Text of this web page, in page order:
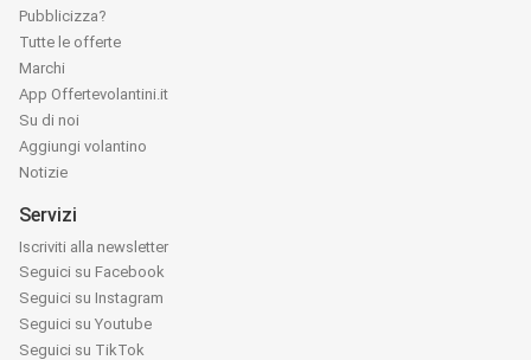
Pubblicizza?
Tutte le offerte
Marchi
App Offertevolantini.it
Su di noi
Aggiungi volantino
Notizie
Servizi
Iscriviti alla newsletter
Seguici su Facebook
Seguici su Instagram
Seguici su Youtube
Seguici su TikTok